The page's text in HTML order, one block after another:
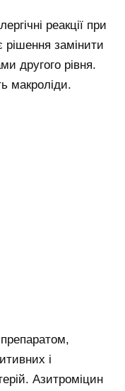
реакції при
рішення замінити
другого рівня.
макроліди.
і
Азитроміцин